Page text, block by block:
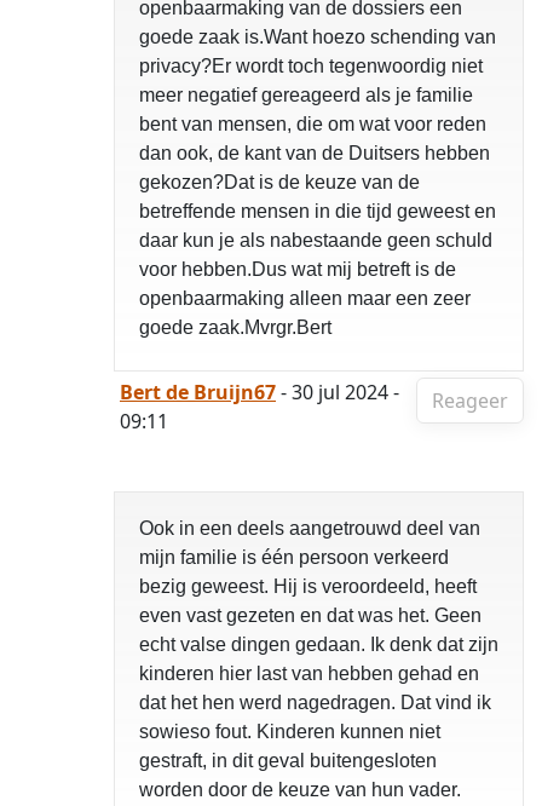
openbaarmaking van de dossiers een
goede zaak is.Want hoezo schending van
privacy?Er wordt toch tegenwoordig niet
meer negatief gereageerd als je familie
bent van mensen, die om wat voor reden
dan ook, de kant van de Duitsers hebben
gekozen?Dat is de keuze van de
betreffende mensen in die tijd geweest en
daar kun je als nabestaande geen schuld
voor hebben.Dus wat mij betreft is de
openbaarmaking alleen maar een zeer
goede zaak.Mvrgr.Bert
Reageer
Bert de Bruijn67- 30 jul 2024 -
09:11
Ook in een deels aangetrouwd deel van
mijn familie is één persoon verkeerd
bezig geweest. Hij is veroordeeld, heeft
even vast gezeten en dat was het. Geen
echt valse dingen gedaan. Ik denk dat zijn
kinderen hier last van hebben gehad en
dat het hen werd nagedragen. Dat vind ik
sowieso fout. Kinderen kunnen niet
gestraft, in dit geval buitengesloten
worden door de keuze van hun vader.